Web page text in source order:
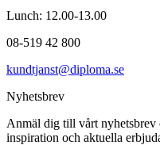
Lunch: 12.00-13.00
08-519 42 800
kundtjanst@diploma.se
Nyhetsbrev
Anmäl dig till vårt nyhetsbrev
inspiration och aktuella